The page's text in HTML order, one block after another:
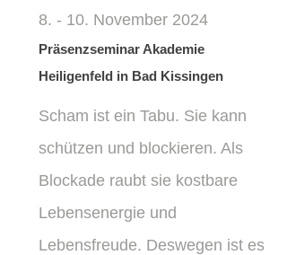
8. - 10. November 2024
Präsenzseminar Akademie
Heiligenfeld in Bad Kissingen
Scham ist ein Tabu. Sie kann
schützen und blockieren. Als
Blockade raubt sie kostbare
Lebensenergie und
Lebensfreude. Deswegen ist es